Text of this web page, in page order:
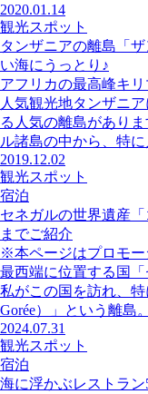
2020.01.14
観光スポット
タンザニアの離島「
い海にうっとり♪
アフリカの最高峰キ
人気観光地タンザニ
る人気の離島があり
ル諸島の中から、特
2019.12.02
観光スポット
宿泊
セネガルの世界遺産
までご紹介
※本ページはプロモー
最西端に位置する国
私がこの国を訪れ、
Gorée）」という離島
2024.07.31
観光スポット
宿泊
海に浮かぶレストラ